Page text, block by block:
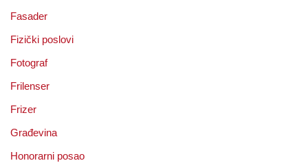
Fasader
Fizički poslovi
Fotograf
Frilenser
Frizer
Građevina
Honorarni posao